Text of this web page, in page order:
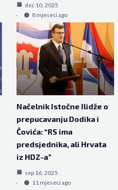
dec 10, 2025
8 mjeseci ago
Načelnik Istočne Ilidže o
prepucavanju Dodika i
Čovića: “RS ima
predsjednika, ali Hrvata
iz HDZ-a”
sep 16, 2025
11 mjeseci ago